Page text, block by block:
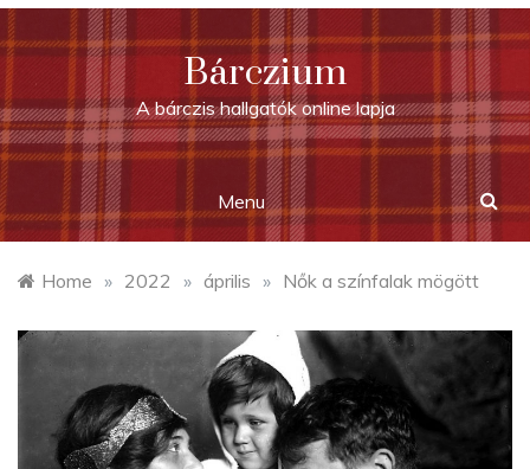
Skip
to
content
Bárczium
A bárczis hallgatók online lapja
Menu
Home » 2022 » április » Nők a színfalak mögött